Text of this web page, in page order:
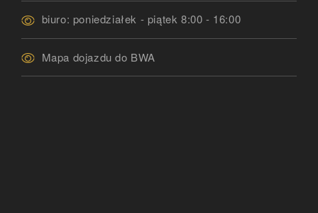
biuro: poniedziałek - piątek 8:00 - 16:00
Mapa dojazdu do BWA